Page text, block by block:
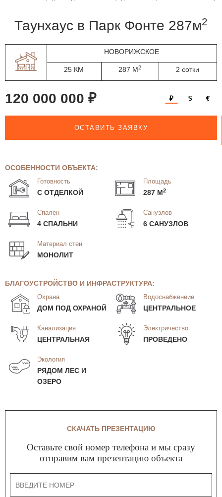
таунхаус в Парк Фонте 287м2
НОВОРИЖСКОЕ
25 КМ 287 М2 2 сотки
120 000 000 ₽ ₽ $ €
ОСТАВИТЬ ЗАЯВКУ
ОСОБЕННОСТИ ОБЪЕКТА:
Готовность
С ОТДЕЛКОЙ
Площадь
287 М2
Спален
4 СПАЛЬНИ
Санузлов
6 САНУЗЛОВ
Материал стен
МОНОЛИТ
БЛАГОУСТРОЙСТВО И ИНФРАСТРУКТУРА:
Охрана
ДОМ ПОД ОХРАНОЙ
Водоснабженеие
ЦЕНТРАЛЬНОЕ
Канализация
ЦЕНТРАЛЬНАЯ
Электричество
ПРОВЕДЕНО
Экология
РЯДОМ ЛЕС И
ОЗЕРО
СКАЧАТЬ ПРЕЗЕНТАЦИЮ
Оставьте свой номер телефона и мы сразу
отправим вам презентацию объекта